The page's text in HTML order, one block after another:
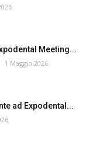
Meeting...
1 Maggio 2026
ad Expodental...